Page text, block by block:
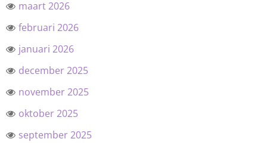
maart 2026
februari 2026
januari 2026
december 2025
november 2025
oktober 2025
september 2025